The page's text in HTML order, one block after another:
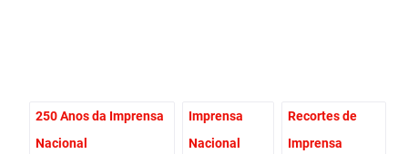
250 Anos da Imprensa
Nacional
Imprensa
Nacional
Recortes de
Imprensa